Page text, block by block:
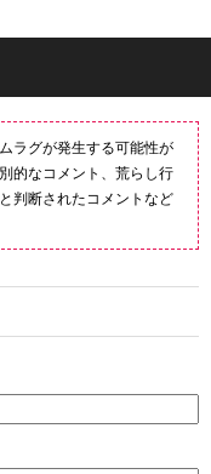
ラグが発生する可能性が
的なコメント、荒らし行
判断されたコメントなど